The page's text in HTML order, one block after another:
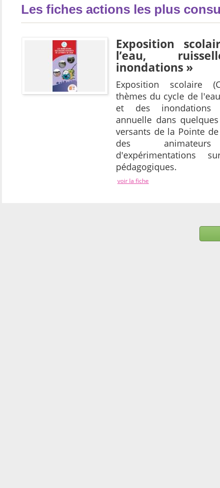
Les fiches actions les plus
Exposition
l’eau,
inondations »
Exposition scolaire
thèmes du cycle de
et des inondations
annuelle dans
versants de la Pointe
des animateurs
d'expérimentations
pédagogiques.
voir la fiche